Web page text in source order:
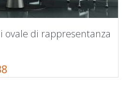
ovale di rappresentanza